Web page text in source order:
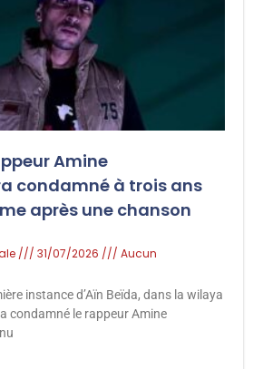
Amine
condamné à trois ans
après une chanson
31/07/2026
Aucun
instance d’Aïn Beïda, dans la wilaya
condamné le rappeur Amine